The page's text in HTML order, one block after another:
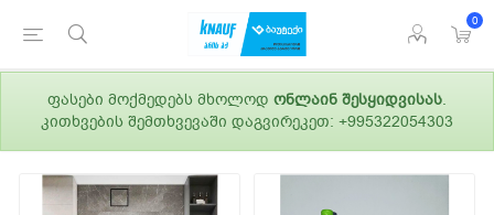
0
ფასები მოქმედებს მხოლოდ ონლაინ შესყიდვისას.
კითხვების შემთხვევაში დაგვირეკეთ: +995322054303